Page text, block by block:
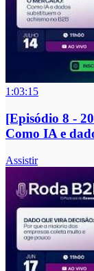
1:03:15
[Episódio 8 -
Como IA e
Assistir